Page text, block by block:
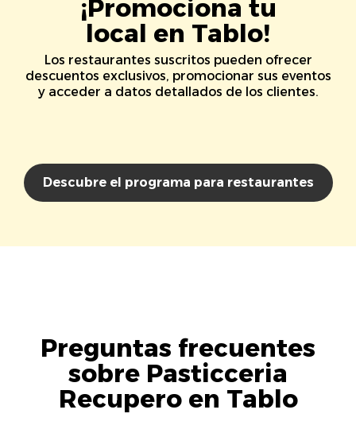
¡Promociona tu
local en Tablo!
Los restaurantes suscritos pueden ofrecer
descuentos exclusivos, promocionar sus eventos
y acceder a datos detallados de los clientes.
Descubre el programa para restaurantes
Preguntas frecuentes
sobre Pasticceria
Recupero en Tablo